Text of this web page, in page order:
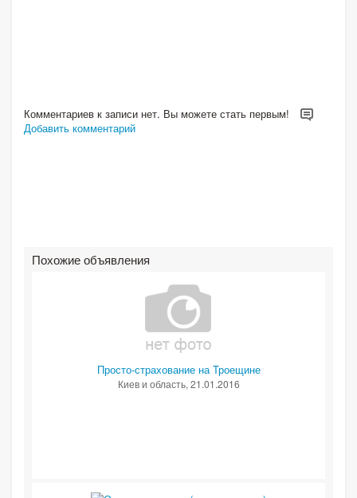
Комментариев к записи нет. Вы можете стать первым!
Добавить комментарий
Похожие объявления
Просто-страхование на Троещине
Киев и область, 21.01.2016